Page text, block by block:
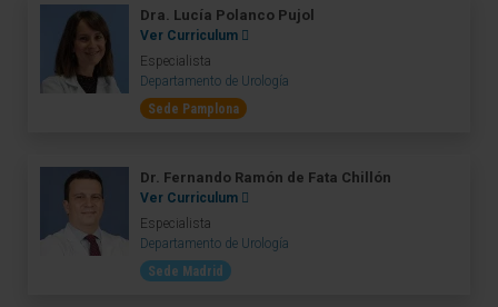
Dra. Lucía Polanco Pujol
Ver Curriculum
Especialista
Departamento de Urología
Sede Pamplona
Dr. Fernando Ramón de Fata Chillón
Ver Curriculum
Especialista
Departamento de Urología
Sede Madrid